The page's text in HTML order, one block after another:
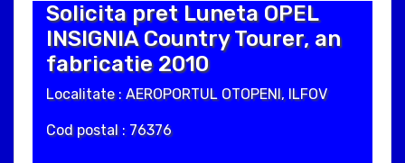
Solicita pret Luneta OPEL
INSIGNIA Country Tourer, an
fabricatie 2010
Localitate : AEROPORTUL OTOPENI, ILFOV
Cod postal : 76376